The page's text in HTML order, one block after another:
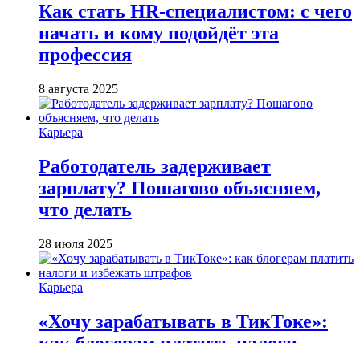
Как стать HR-специалистом: с чего
начать и кому подойдёт эта
профессия
8 августа 2025
Карьера
Работодатель задерживает
зарплату? Пошагово объясняем,
что делать
28 июля 2025
Карьера
«Хочу зарабатывать в ТикТоке»: